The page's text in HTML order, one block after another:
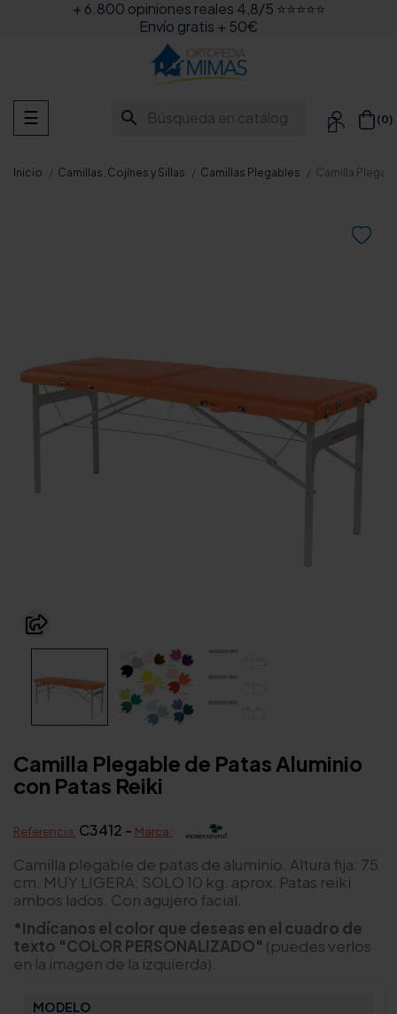
+ 6.800 opiniones reales 4,8/5 ⭐⭐⭐⭐⭐
Envío gratis + 50€
search  (0)
Navegación
de
☰
Inicio Camillas, Cojínes y Sillas Camillas Plegables Camilla

Camilla Plegable de Patas Aluminio
con Patas Reiki
Referencia: C3412 - Marca:
Camilla plegable de patas de aluminio. Altura fija: 75
cm. MUY LIGERA: SOLO 10 kg. aprox. Patas reiki
ambos lados. Con agujero facial.
*Indícanos el color que deseas en el cuadro de
texto "COLOR PERSONALIZADO" (puedes verlos
en la imagen de la izquierda).
MODELO